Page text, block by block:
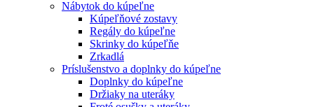
Nábytok do kúpeľne
Kúpeľňové zostavy
Regály do kúpeľne
Skrinky do kúpeľňe
Zrkadlá
Príslušenstvo a doplnky do kúpeľne
Doplnky do kúpeľne
Držiaky na uteráky